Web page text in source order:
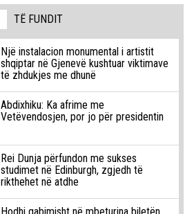
TË FUNDIT
Një instalacion monumental i artistit
shqiptar në Gjenevë kushtuar viktimave
të zhdukjes me dhunë
Abdixhiku: Ka afrime me
Vetëvendosjen, por jo për presidentin
Rei Dunja përfundon me sukses
studimet në Edinburgh, zgjedh të
rikthehet në atdhe